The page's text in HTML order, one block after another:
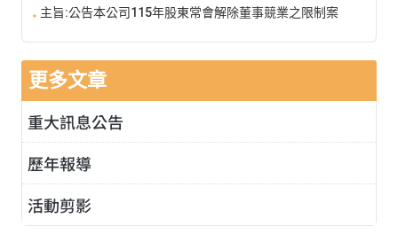
主旨:公告本公司115年股東常會解除董事競業之限制案
更多文章
重大訊息公告
歷年報導
活動剪影